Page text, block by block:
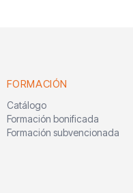
FORMACIÓN
Catálogo
Formación bonificada
Formación subvencionada